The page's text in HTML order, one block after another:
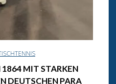
MIT STARKEN
DEUTSCHEN PARA